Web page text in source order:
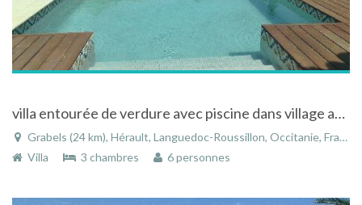
villa entourée de verdure avec piscine dans village aux portes de Montpellier
Grabels (24 km), Hérault, Languedoc-Roussillon, Occitanie, France
Villa
3 chambres 6 personnes